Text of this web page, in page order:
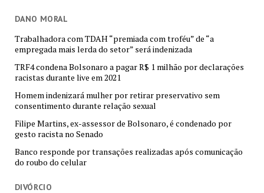
DANO MORAL
Trabalhadora com TDAH “premiada com troféu” de “a
empregada mais lerda do setor” será indenizada
TRF4 condena Bolsonaro a pagar R$ 1 milhão por declarações
racistas durante live em 2021
Homem indenizará mulher por retirar preservativo sem
consentimento durante relação sexual
Filipe Martins, ex-assessor de Bolsonaro, é condenado por
gesto racista no Senado
Banco responde por transações realizadas após comunicação
do roubo do celular
DIVÓRCIO